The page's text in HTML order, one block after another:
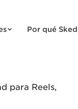
Por qué Sked
para Reels,